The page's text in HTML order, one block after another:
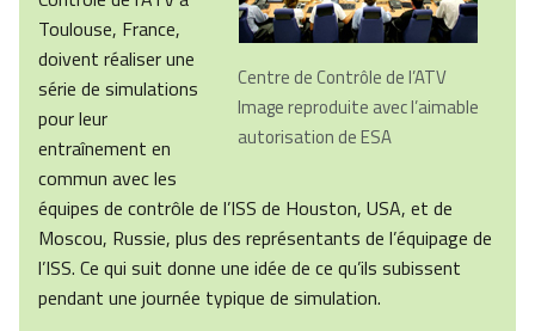
Centre de Contrôle de l’ATV
Image reproduite avec l’aimable
autorisation de ESA
Toulouse, France,
doivent réaliser une
série de simulations
pour leur
entraînement en
commun avec les
équipes de contrôle de l’ISS de Houston, USA, et de
Moscou, Russie, plus des représentants de l’équipage de
l’ISS. Ce qui suit donne une idée de ce qu’ils subissent
pendant une journée typique de simulation.